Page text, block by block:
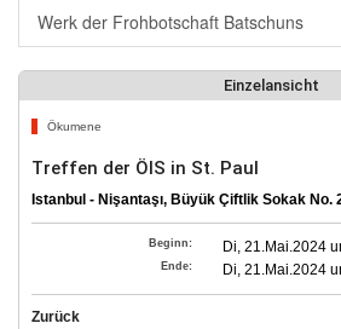
Werk der Frohbotschaft Batschuns
Einzelansicht
Ökumene
Treffen der ÖIS in St. Paul
Istanbul - Nişantaşı, Büyük Çiftlik Sokak No.
Beginn: Di, 21.Mai.2024
Ende: Di, 21.Mai.2024
Zurück